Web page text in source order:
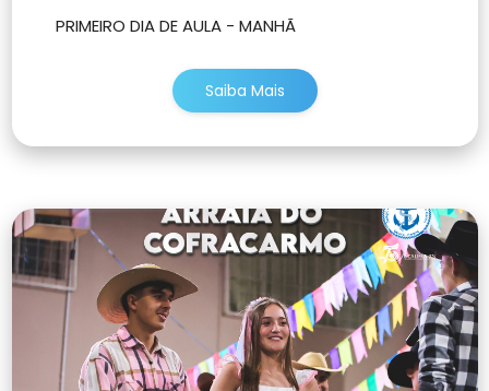
PRIMEIRO DIA DE AULA - MANHÃ
Saiba Mais